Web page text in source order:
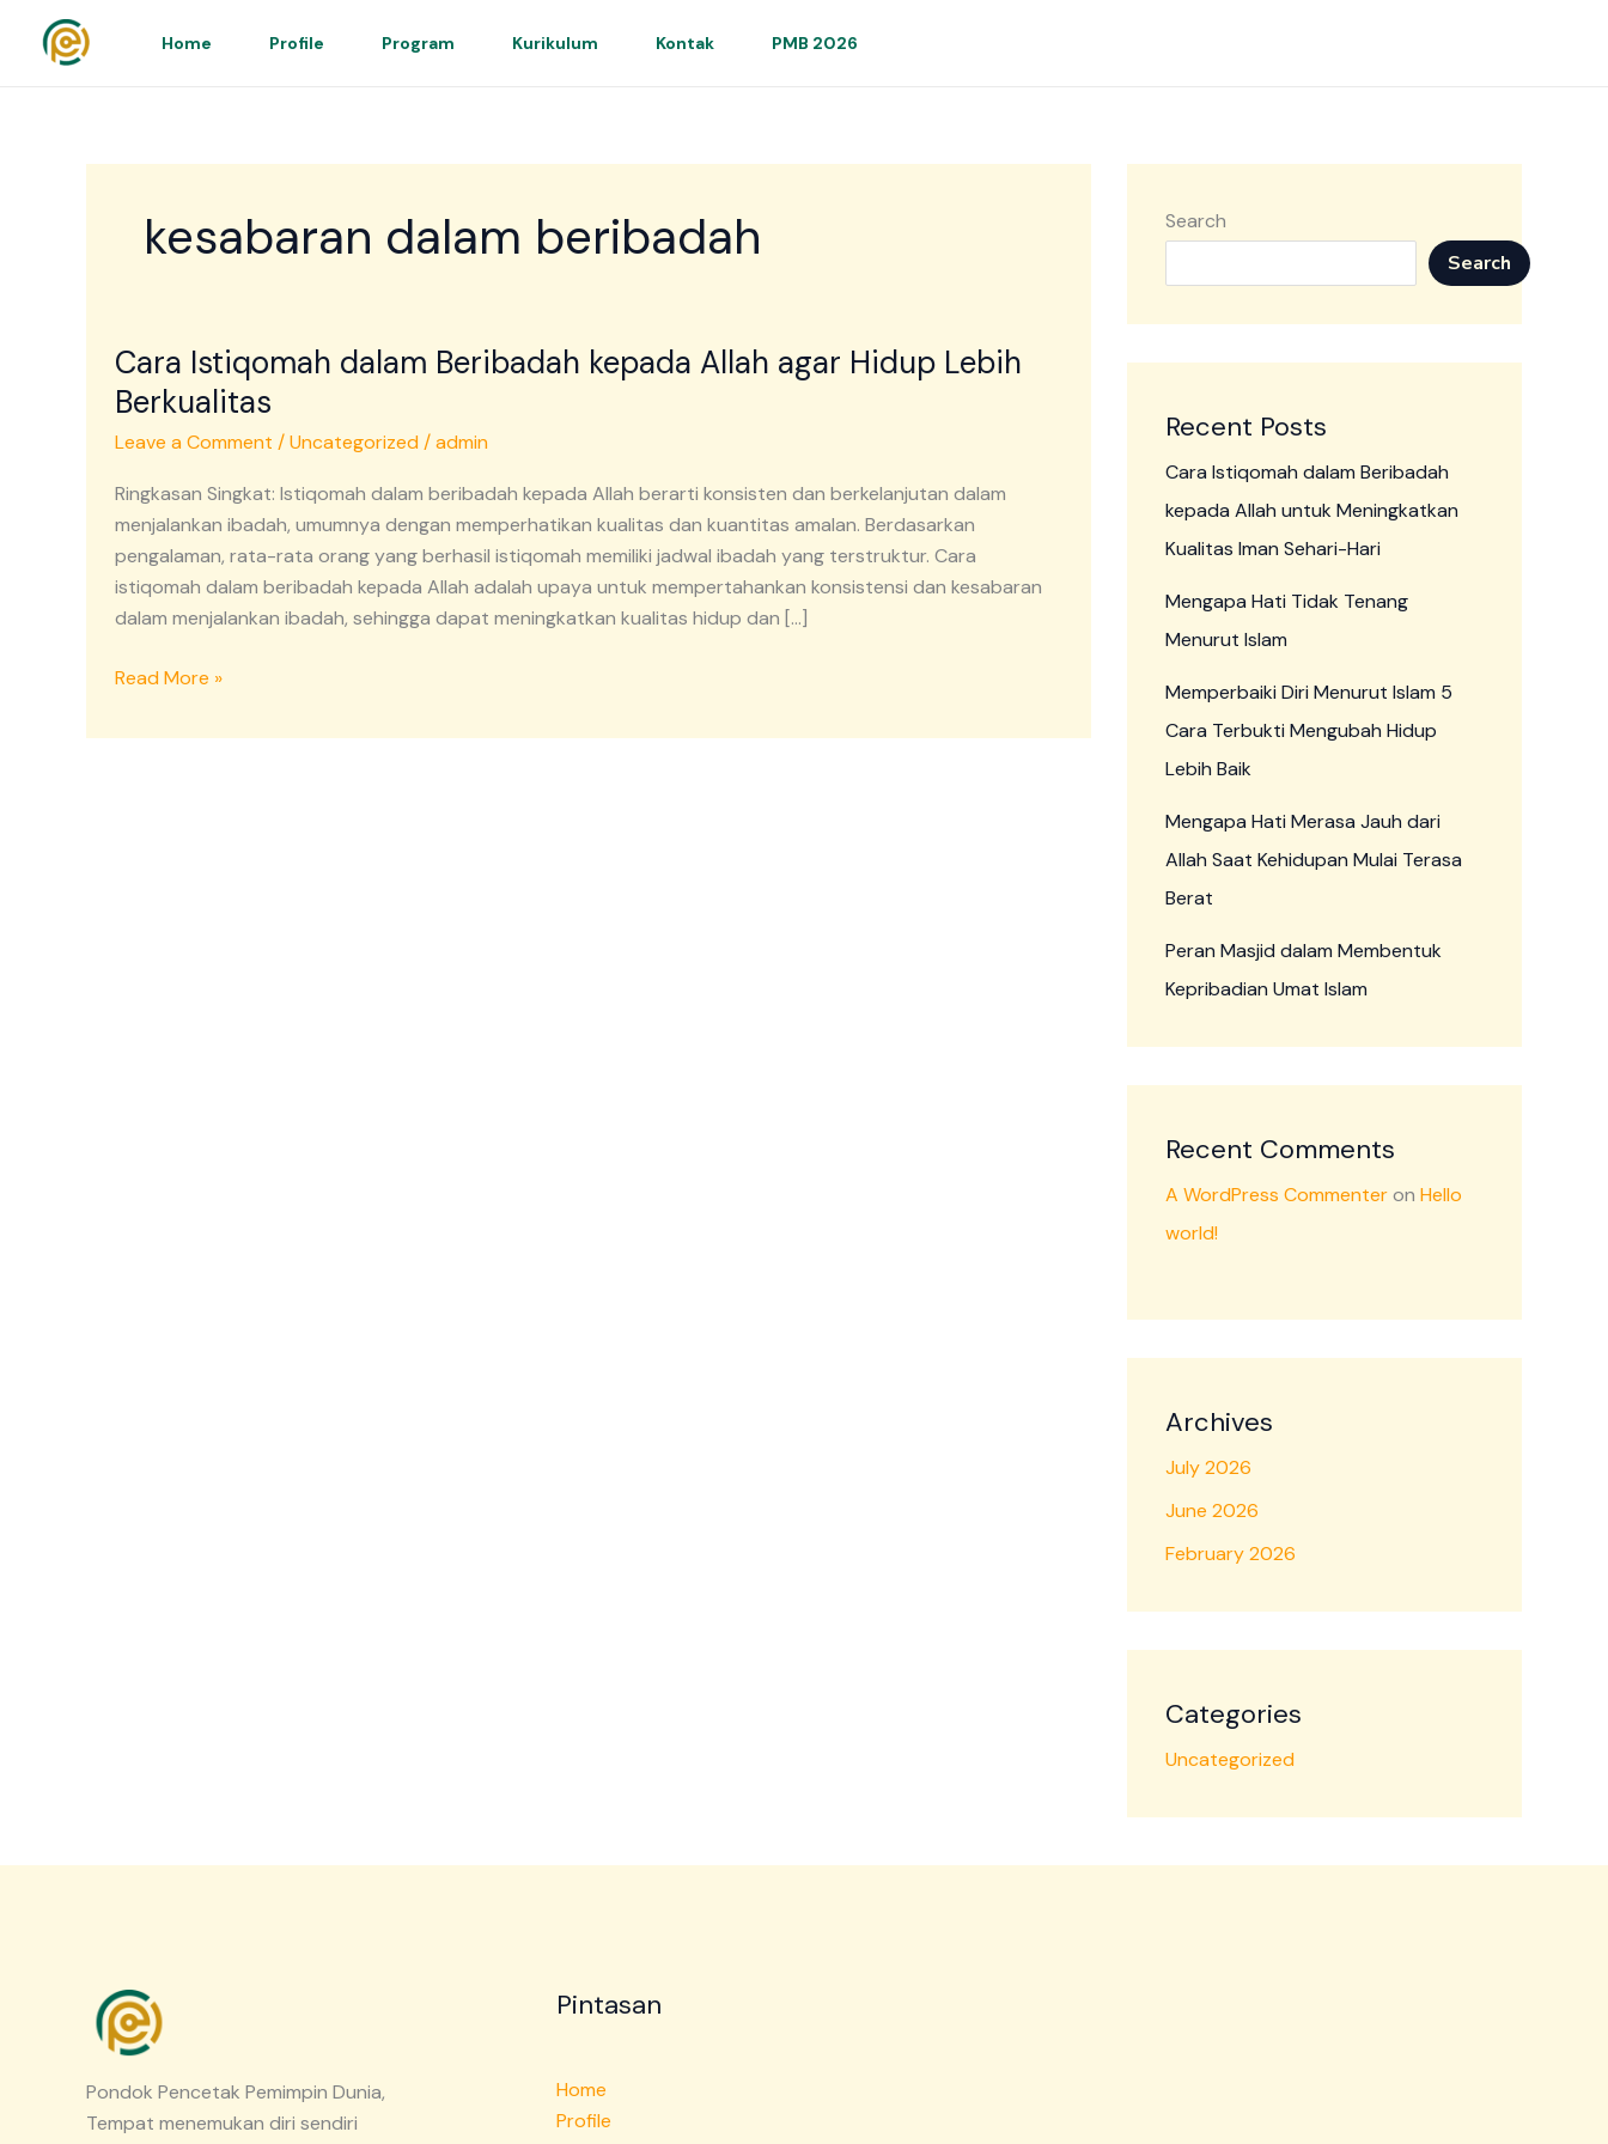
Home Profile Program Kurikulum Kontak PMB 2026
kesabaran dalam beribadah
Cara Istiqomah dalam Beribadah kepada Allah agar Hidup Lebih
Berkualitas
Leave a Comment /Uncategorized /admin
Ringkasan Singkat: Istiqomah dalam beribadah kepada Allah berarti konsisten dan berkelanjutan dalam
menjalankan ibadah, umumnya dengan memperhatikan kualitas dan kuantitas amalan. Berdasarkan
pengalaman, rata-rata orang yang berhasil istiqomah memiliki jadwal ibadah yang terstruktur. Cara
istiqomah dalam beribadah kepada Allah adalah upaya untuk mempertahankan konsistensi dan kesabaran
dalam menjalankan ibadah, sehingga dapat meningkatkan kualitas hidup dan […]
Istiqomah
dalam
kepada
Allah
Lebih
Berkualitas
Read More »
Search
Search
Recent Posts
Cara Istiqomah dalam Beribadah
kepada Allah untuk Meningkatkan
Kualitas Iman Sehari-Hari
Mengapa Hati Tidak Tenang
Menurut Islam
Memperbaiki Diri Menurut Islam 5
Cara Terbukti Mengubah Hidup
Lebih Baik
Mengapa Hati Merasa Jauh dari
Allah Saat Kehidupan Mulai Terasa
Berat
Peran Masjid dalam Membentuk
Kepribadian Umat Islam
Recent Comments
A WordPress Commenteron Hello
world!
Archives
July 2026
June 2026
February 2026
Categories
Uncategorized
Pondok Pencetak Pemimpin Dunia,
Tempat menemukan diri sendiri
Pintasan
Home
Profile